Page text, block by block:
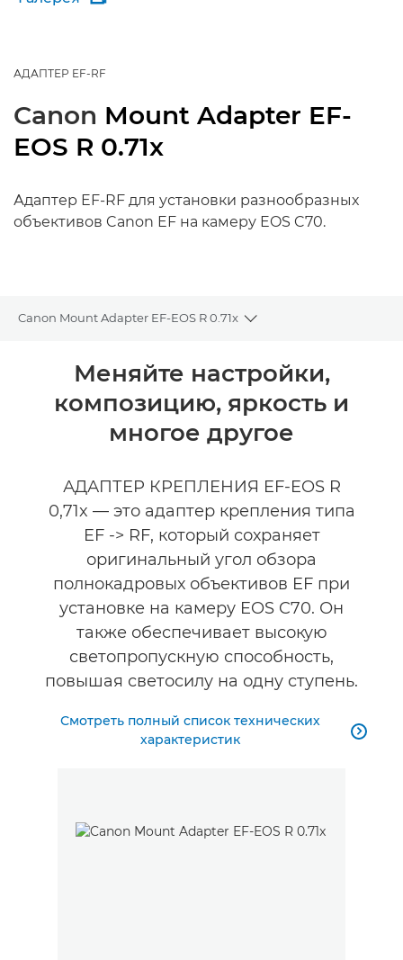
АДАПТЕР EF-RF
Canon Mount Adapter EF-
EOS R 0.71x
Адаптер EF-RF для установки разнообразных
объективов Canon EF на камеру EOS C70.
Canon Mount Adapter EF-EOS R 0.71x
Toggle breadcrumbs
Общая информация
Технические характеристики
Аксессуары
Меняйте настройки,
композицию, яркость и
многое другое
АДАПТЕР КРЕПЛЕНИЯ EF-EOS R
0,71x — это адаптер крепления типа
EF -> RF, который сохраняет
оригинальный угол обзора
полнокадровых объективов EF при
установке на камеру EOS C70. Он
также обеспечивает высокую
светопропускную способность,
повышая светосилу на одну ступень.
Смотреть полный список технических
характеристик
